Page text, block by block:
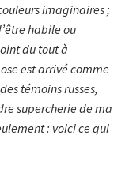
imaginaires ;
habile ou
du tout à
est arrivé comme
témoins russes,
supercherie de ma
: voici ce qui